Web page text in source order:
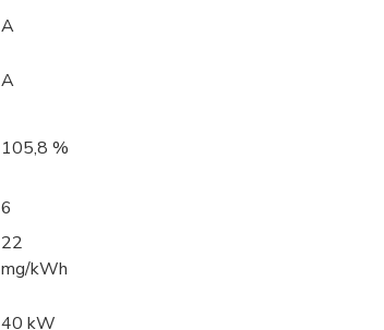
A
A
105,8 %
6
22
mg/kWh
40 kW